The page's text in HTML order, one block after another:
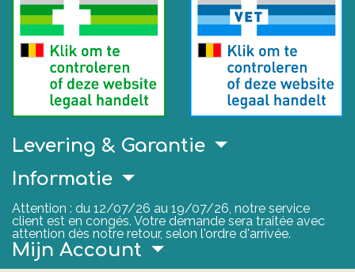
Levering & Garantie
Informatie
Attention : du 12/07/26 au 19/07/26, notre service
client est en congés. Votre demande sera traitée avec
attention dès notre retour, selon l'ordre d'arrivée.
Mijn Account